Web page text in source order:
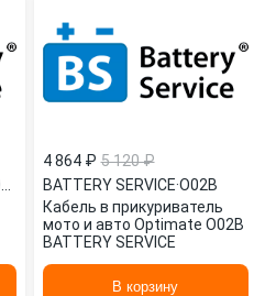
4 864 ₽ 5 120 ₽
BATTERY SERVICE·O02B
Кабель в прикуриватель
мото и авто Optimate O02B
BATTERY SERVICE
В корзину